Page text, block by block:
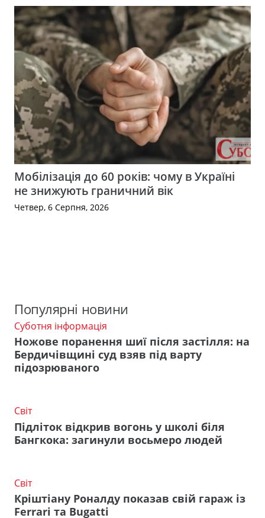
Мобілізація до 60 років: чому в Україні
не знижують граничний вік
Четвер, 6 Серпня, 2026
Популярні новини
Суботня інформація
Ножове поранення шиї після застілля: на
Бердичівщині суд взяв під варту
підозрюваного
Світ
Підліток відкрив вогонь у школі біля
Бангкока: загинули восьмеро людей
Світ
Кріштіану Роналду показав свій гараж із
Ferrari та Bugatti